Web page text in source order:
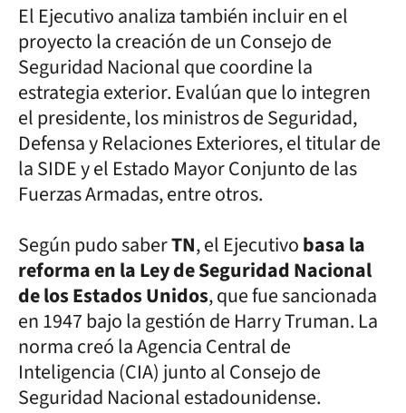
El Ejecutivo analiza también incluir en el
proyecto la creación de un Consejo de
Seguridad Nacional que coordine la
estrategia exterior. Evalúan que lo integren
el presidente, los ministros de Seguridad,
Defensa y Relaciones Exteriores, el titular de
la SIDE y el Estado Mayor Conjunto de las
Fuerzas Armadas, entre otros.
Según pudo saberTN, el Ejecutivobasa la
reforma en la Ley de Seguridad Nacional
de los Estados Unidos, que fue sancionada
en 1947 bajo la gestión de Harry Truman. La
norma creó la Agencia Central de
Inteligencia (CIA) junto al Consejo de
Seguridad Nacional estadounidense.